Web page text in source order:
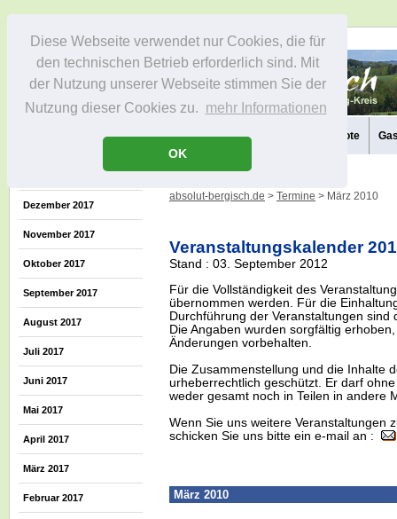
Diese Webseite verwendet nur Cookies, die für
den technischen Betrieb erforderlich sind. Mit
der Nutzung unserer Webseite stimmen Sie der
Nutzung dieser Cookies zu. mehr Informationen
OK
Die Region Infos Aktivitäten Freizeitangebote
Dezember 2017
November 2017
Oktober 2017
September 2017
August 2017
Juli 2017
Juni 2017
Mai 2017
April 2017
März 2017
Februar 2017
absolut-bergisch.de > Termine > März 2010
Veranstaltungskalender
Stand : 03. September 2012
Für die Vollständigkeit des
übernommen werden. Für die
Durchführung der Veranstaltungen sind
Die Angaben wurden sorgfältig
Änderungen vorbehalten.
Die Zusammenstellung und die Inhalte
urheberrechtlich geschützt. Er darf
weder gesamt noch in Teilen in andere
Wenn Sie uns weitere Veranstaltungen
schicken Sie uns bitte ein e-mail an :
März 2010